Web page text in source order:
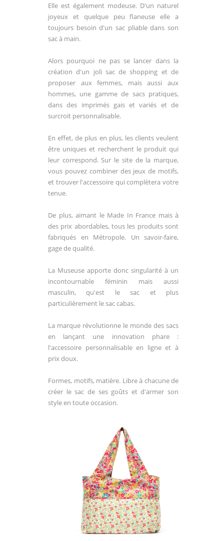
Elle est également modeuse. D'un naturel
joyeux et quelque peu flaneuse elle a
toujours besoin d'un sac pliable dans son
sac à main.
Alors pourquoi ne pas se lancer dans la
création d'un joli sac de shopping et de
proposer aux femmes, mais aussi aux
hommes, une gamme de sacs pratiques,
dans des imprimés gais et variés et de
surcroit personnalisable.
En effet, de plus en plus, les clients veulent
être uniques et recherchent le produit qui
leur correspond. Sur le site de la marque,
vous pouvez combinerdes jeux de motifs,
et trouver l'accessoire qui complètera votre
tenue.
De plus, aimant le Made In France mais à
des prix abordables, tous les produits sont
fabriqués en Métropole. Un savoir-faire,
gage de qualité.
La Museuse apporte donc singularité à un
incontournable féminin mais aussi
masculin, qu'est le sac et plus
particulièrement le sac cabas.
La marque révolutionne le monde des sacs
en lançant une innovation phare :
l'accessoire personnalisable en ligne et à
prix doux.
Formes, motifs, matière. Libre à chacune de
créer le sac de ses goûts et d'armer son
style en toute occasion.